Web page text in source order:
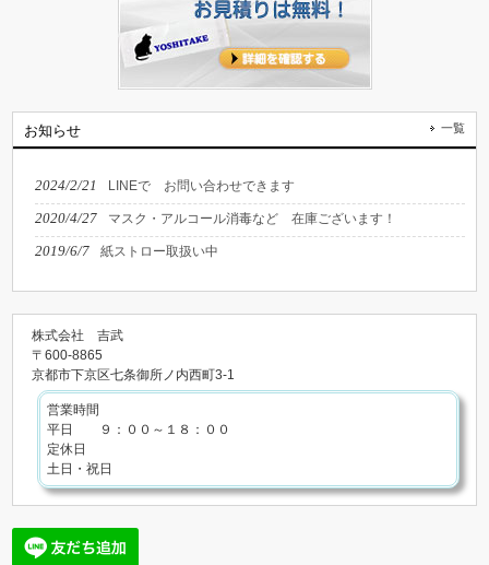
お知らせ 一覧
2024/2/21 LINEで お問い合わせできます
2020/4/27 マスク・アルコール消毒など 在庫ございます！
2019/6/7 紙ストロー取扱い中
株式会社 吉武
〒600-8865
京都市下京区七条御所ノ内西町3-1
営業時間
平日 ９：００～１８：００
定休日
土日・祝日